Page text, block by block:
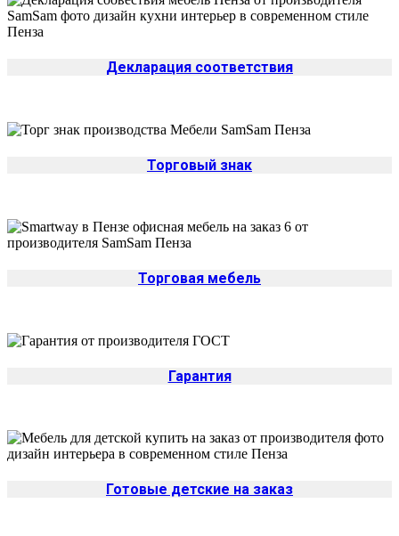
Декларация соответствия
Торговый знак
Торговая мебель
Гарантия
Готовые детские на заказ